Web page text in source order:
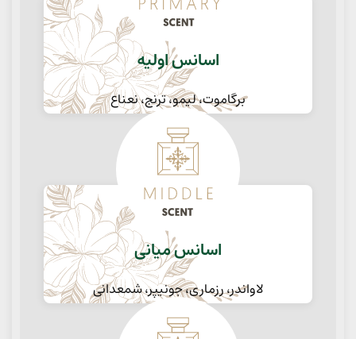
اسانس اولیه
برگاموت، لیمو، ترنج، نعناع
اسانس میانی
لاواندر، رزماری، جونیپر، شمعدانی